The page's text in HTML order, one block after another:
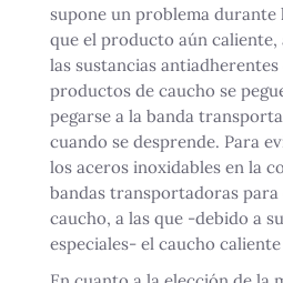
supone un problema durante
que el producto aún caliente,
las sustancias
productos de caucho se
pegarse a la banda
cuando se desprende. Para
los aceros inoxidables en la
bandas transportadoras
caucho, a las que -debido a
especiales- el caucho